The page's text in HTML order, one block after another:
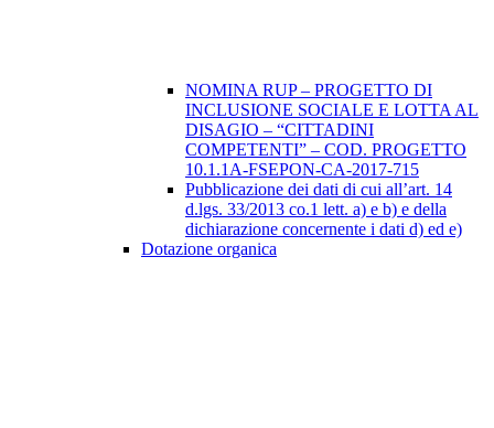
NOMINA RUP – PROGETTO DI
INCLUSIONE SOCIALE E LOTTA AL
DISAGIO – “CITTADINI
COMPETENTI” – COD. PROGETTO
10.1.1A-FSEPON-CA-2017-715
Pubblicazione dei dati di cui all’art. 14
d.lgs. 33/2013 co.1 lett. a) e b) e della
dichiarazione concernente i dati d) ed e)
Dotazione organica